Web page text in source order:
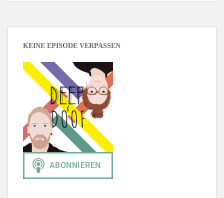
KEINE EPISODE VERPASSEN